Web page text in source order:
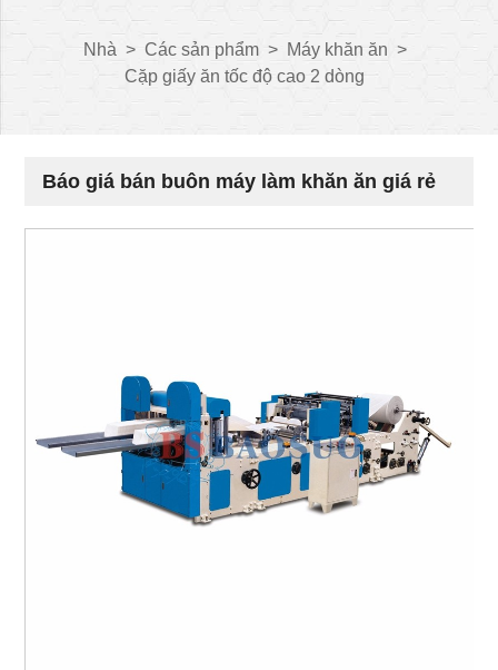
Nhà > Các sản phẩm > Máy khăn ăn >
Cặp giấy ăn tốc độ cao 2 dòng
Báo giá bán buôn máy làm khăn ăn giá rẻ